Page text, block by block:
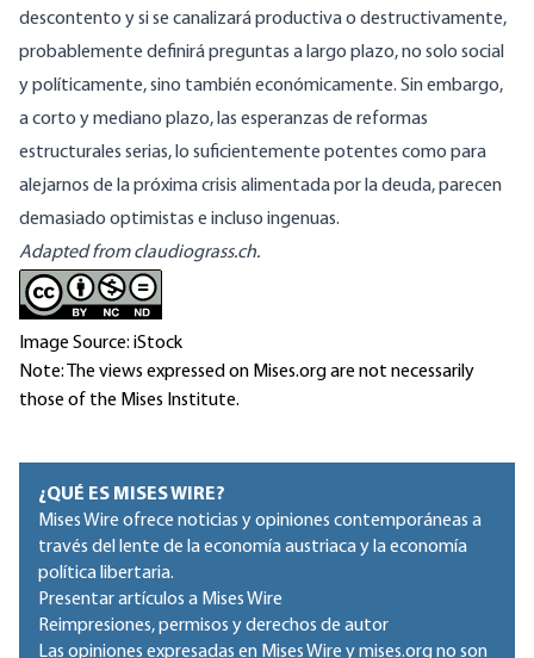
descontento y si se canalizará productiva o destructivamente,
probablemente definirá preguntas a largo plazo, no solo social
y políticamente, sino también económicamente. Sin embargo,
a corto y mediano plazo, las esperanzas de reformas
estructurales serias, lo suficientemente potentes como para
alejarnos de la próxima crisis alimentada por la deuda, parecen
demasiado optimistas e incluso ingenuas.
Adapted from claudiograss.ch.
Image Source: iStock
Note: The views expressed on Mises.org are not necessarily
those of the Mises Institute.
¿QUÉ ES MISES WIRE?
Mises Wire ofrece noticias y opiniones contemporáneas a
través del lente de la economía austriaca y la economía
política libertaria.
Presentar artículos a Mises Wire
Reimpresiones, permisos y derechos de autor
Las opiniones expresadas en Mises Wire y mises.org no son